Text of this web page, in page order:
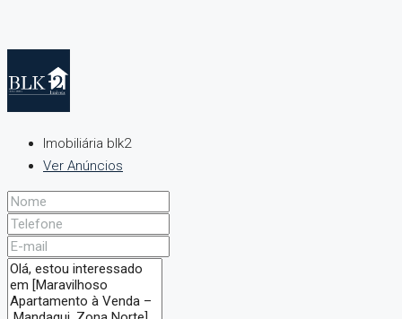
Imobiliária blk2
Ver Anúncios